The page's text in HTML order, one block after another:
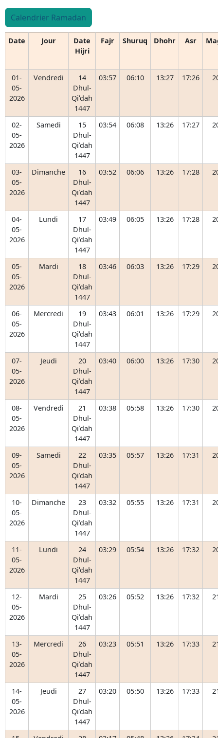
Calendrier Ramadan
Date Jour
Date
Hijri
Fajr Shuruq Dhohr Asr
01-
05-
2026
Vendredi
14
Dhul-
Qiʿdah
1447
03:57 06:10 13:27 17:26
02-
05-
2026
Samedi
15
Dhul-
Qiʿdah
1447
03:54 06:08 13:26 17:27
03-
05-
2026
Dimanche
16
Dhul-
Qiʿdah
1447
03:52 06:06 13:26 17:28
04-
05-
2026
Lundi
17
Dhul-
Qiʿdah
1447
03:49 06:05 13:26 17:28
05-
05-
2026
Mardi
18
Dhul-
Qiʿdah
1447
03:46 06:03 13:26 17:29
06-
05-
2026
Mercredi
19
Dhul-
Qiʿdah
1447
03:43 06:01 13:26 17:29
07-
05-
2026
Jeudi
20
Dhul-
Qiʿdah
1447
03:40 06:00 13:26 17:30
08-
05-
2026
Vendredi
21
Dhul-
Qiʿdah
1447
03:38 05:58 13:26 17:30
09-
05-
2026
Samedi
22
Dhul-
Qiʿdah
1447
03:35 05:57 13:26 17:31
10-
05-
2026
Dimanche
23
Dhul-
Qiʿdah
1447
03:32 05:55 13:26 17:31
11-
05-
2026
Lundi
24
Dhul-
Qiʿdah
1447
03:29 05:54 13:26 17:32
12-
05-
2026
Mardi
25
Dhul-
Qiʿdah
1447
03:26 05:52 13:26 17:32
13-
05-
2026
Mercredi
26
Dhul-
Qiʿdah
1447
03:23 05:51 13:26 17:33
14-
05-
2026
Jeudi
27
Dhul-
Qiʿdah
1447
03:20 05:50 13:26 17:33